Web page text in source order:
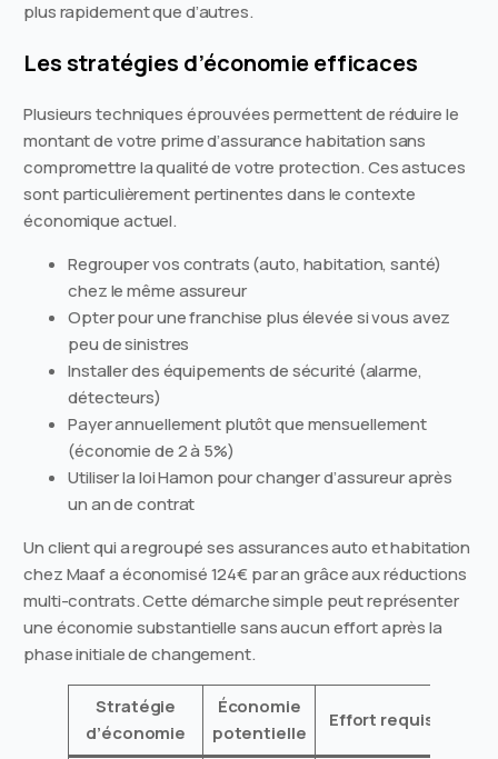
plus rapidement que d’autres.
Les stratégies d’économie efficaces
Plusieurs techniques éprouvées permettent de réduire le
montant de votre prime d’assurance habitation sans
compromettre la qualité de votre protection. Ces astuces
sont particulièrement pertinentes dans le contexte
économique actuel.
Regrouper vos contrats (auto, habitation, santé)
chez le même assureur
Opter pour une franchise plus élevée si vous avez
peu de sinistres
Installer des équipements de sécurité (alarme,
détecteurs)
Payer annuellement plutôt que mensuellement
(économie de 2 à 5%)
Utiliser la loi Hamon pour changer d’assureur après
un an de contrat
Un client qui a regroupé ses assurances auto et habitation
chez Maaf a économisé 124€ par an grâce aux réductions
multi-contrats. Cette démarche simple peut représenter
une économie substantielle sans aucun effort après la
phase initiale de changement.
Stratégie
d’économie
Économie
potentielle
Effort requis